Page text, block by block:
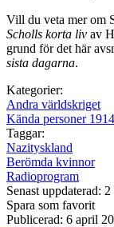
Vill du veta mer om
Scholls korta liv av
grund för det här
sista dagarna.
Kategorier:
Andra världskriget
Kända personer
Taggar:
Nazityskland
Berömda kvinnor
Radioprogram
Senast uppdaterad:
Spara som favorit
Publicerad: 6 april